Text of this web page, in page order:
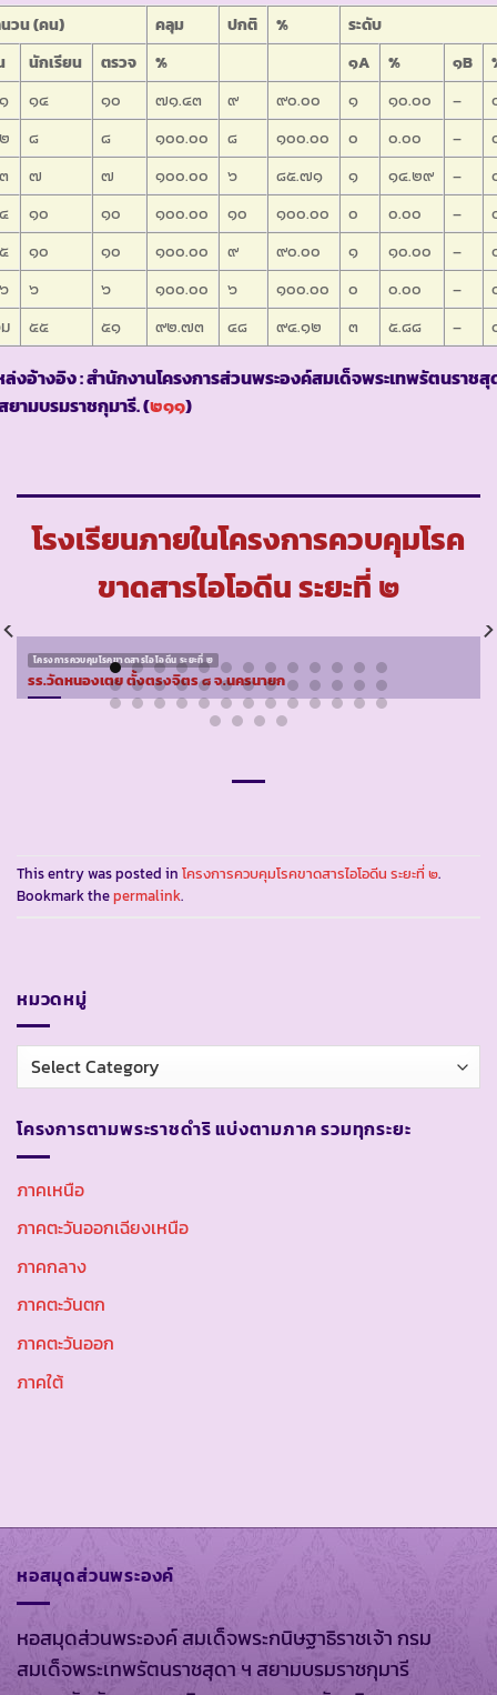
วน (คน) คลุม ปกติ %
ระดับ
นักเรียน ตรวจ % ๑A % ๑B
๑๔ ๑๐ ๗๑.๔๓ ๙ ๙๐.๐๐ ๑ ๑๐.๐๐ –
๘ ๘ ๑๐๐.๐๐ ๘ ๑๐๐.๐๐ ๐ ๐.๐๐ –
๗ ๗ ๑๐๐.๐๐ ๖ ๘๕.๗๑ ๑ ๑๔.๒๙ –
๑๐ ๑๐ ๑๐๐.๐๐ ๑๐ ๑๐๐.๐๐ ๐ ๐.๐๐ –
๑๐ ๑๐ ๑๐๐.๐๐ ๙ ๙๐.๐๐ ๑ ๑๐.๐๐ –
๖ ๖ ๑๐๐.๐๐ ๖ ๑๐๐.๐๐ ๐ ๐.๐๐ –
๕๕ ๕๑ ๙๒.๗๓ ๔๘ ๙๔.๑๒ ๓ ๕.๘๘ –
งอ้างอิง : สำนักงานโครงการส่วนพระองค์สมเด็จพระเทพรัตนราชสุ
ยามบรมราชกุมารี. (๒๑๑)
โรงเรียนภายในโครงการควบคุมโรค
ขาดสารไอโอดีน ระยะที่ ๒
โครงการควบคุมโรคขาดสารไอโอดีน ระยะที่ ๒
รร.วัดหนองเตย ตั้งตรงจิตร ๘ จ.นครนายก
This entry was posted in โครงการควบคุมโรคขาดสารไอโอดีน ระยะที่ ๒.
Bookmark thepermalink.
หมวดหมู่
หมวด
หมู่
โครงการตามพระราชดำริ แบ่งตามภาค รวมทุกระยะ
ภาคเหนือ
ภาคตะวันออกเฉียงเหนือ
ภาคกลาง
ภาคตะวันตก
ภาคตะวันออก
ภาคใต้
หอสมุดส่วนพระองค์
หอสมุดส่วนพระองค์ สมเด็จพระกนิษฐาธิราชเจ้า กรม
สมเด็จพระเทพรัตนราชสุดา ฯ สยามบรมราชกุมารี